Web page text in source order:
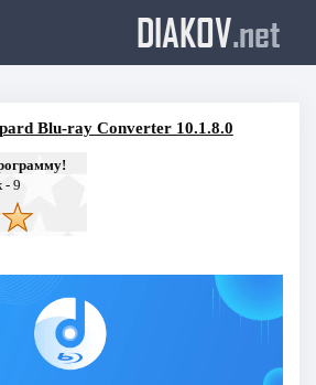
DIAKOV.net
Blu-ray Converter 10.1.8.0
- 9